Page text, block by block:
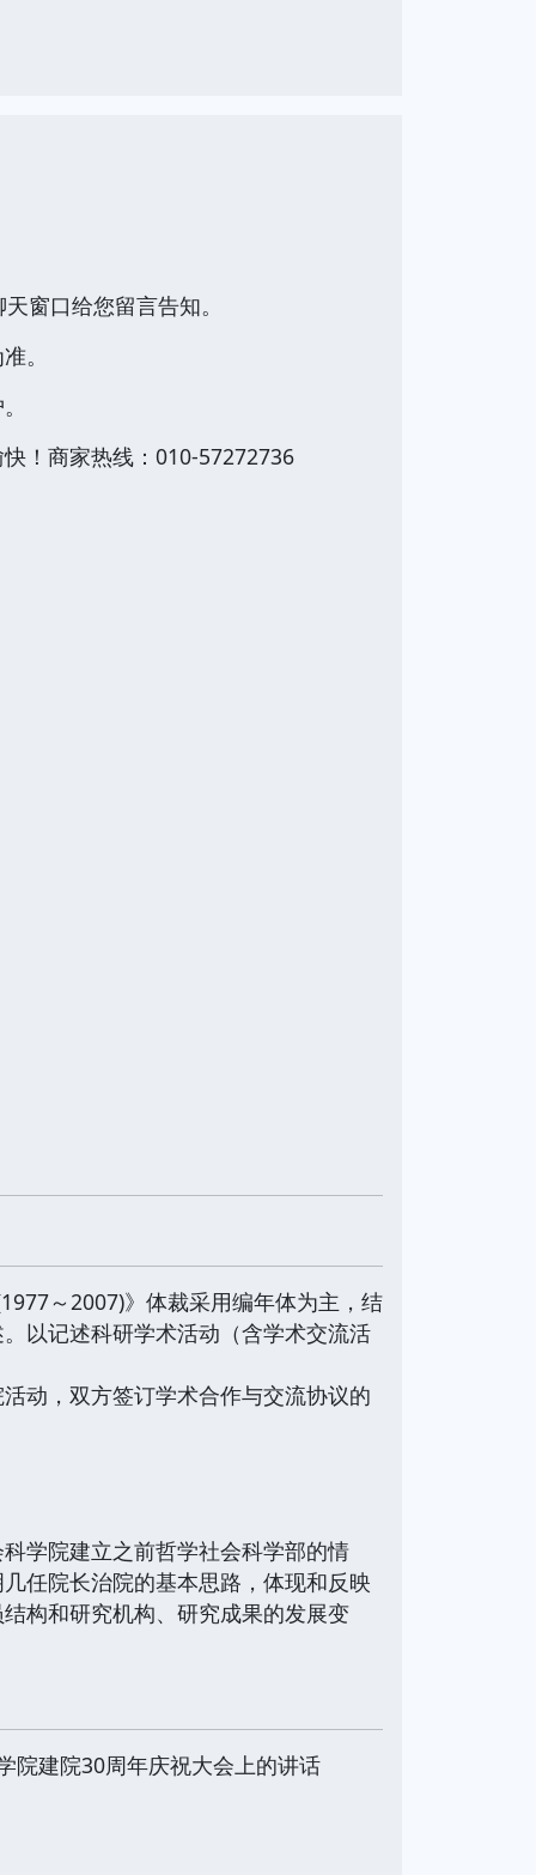
窗口给您留言告知。
。
！商家热线：010-57272736
～2007)》体裁采用编年体为主，结
以记述科研学术活动（含学术交流活
，双方签订学术合作与交流协议的
学院建立之前哲学社会科学部的情
任院长治院的基本思路，体现和反映
构和研究机构、研究成果的发展变
建院30周年庆祝大会上的讲话